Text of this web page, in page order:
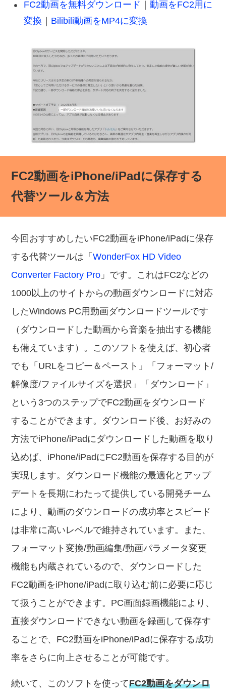
FC2動画を無料ダウンロード ｜動画をFC2用に
変換
Bilibili動画をMP4に変換
FC2動画をiPhone/iPadに保存する
代替ツール＆方法
今回おすすめしたいFC2動画をiPhone/iPadに保存
する代替ツールは「WonderFox HD Video
Converter Factory Pro 」です。これはFC2などの
1000以上のサイトからの動画ダウンロードに対応
したWindows PC用動画ダウンロードツールです
（ダウンロードした動画から音楽を抽出する機能
も備えています）。このソフトを使えば、初心者
でも「URLをコピー＆ペースト」「フォーマット/
解像度/ファイルサイズを選択」「ダウンロード」
という3つのステップでFC2動画をダウンロード
することができます。ダウンロード後、お好みの
方法でiPhone/iPadにダウンロードした動画を取り
込めば、iPhone/iPadにFC2動画を保存する目的が
実現します。ダウンロード機能の最適化とアップ
デートを長期にわたって提供している開発チーム
により、動画のダウンロードの成功率とスピード
は非常に高いレベルで維持されています。また、
フォーマット変換/動画編集/動画パラメータ変更
機能も内蔵されているので、ダウンロードした
FC2動画をiPhone/iPadに取り込む前に必要に応じ
て扱うことができます。PC画面録画機能により、
直接ダウンロードできない動画を録画して保存す
ることで、FC2動画をiPhone/iPadに保存する成功
率をさらに向上させることが可能です。
続いて、このソフトを使ってFC2動画をダウンロ